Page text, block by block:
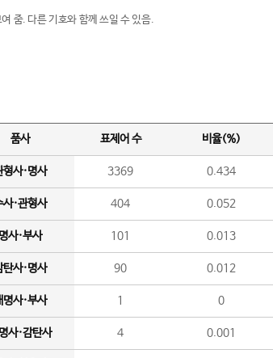
줌. 다른 기호와 함께 쓰일 수 있음.
품사 표제어 수 비율(%)
형사·명사 3369 0.434
사·관형사 404 0.052
명사·부사 101 0.013
탄사·명사 90 0.012
명사·부사 1 0
사·감탄사 4 0.001